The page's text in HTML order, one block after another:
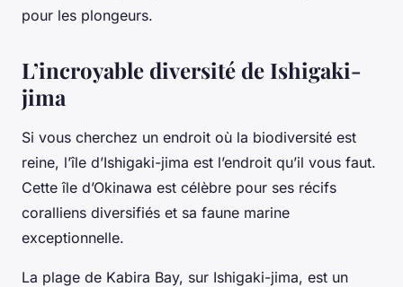
pour les plongeurs.
L’incroyable diversité de Ishigaki-
jima
Si vous cherchez un endroit où la biodiversité est
reine, l’île d’Ishigaki-jima est l’endroit qu’il vous faut.
Cette île d’Okinawa est célèbre pour ses récifs
coralliens diversifiés et sa faune marine
exceptionnelle.
La plage de Kabira Bay, sur Ishigaki-jima, est un